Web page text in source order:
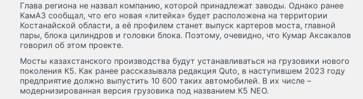
Глава региона не назвал компанию, которой принадлежат заводы. Однако ранее
КамАЗ сообщал, что его новая «литейка» будет расположена на территории
Костанайской области, а её профилем станет выпуск картеров моста, главной
пары, блока цилиндров и головки блока. Поэтому, очевидно, что Кумар Аксакалов
говорил об этом проекте.
Мосты казахстанского производства будут устанавливаться на грузовики нового
поколения К5. Как ранее рассказывала редакция Quto, в наступившем 2023 году
предприятие должно выпустить 10 600 таких автомобилей. В их числе –
модернизированная версия грузовика под названием К5 NEO.